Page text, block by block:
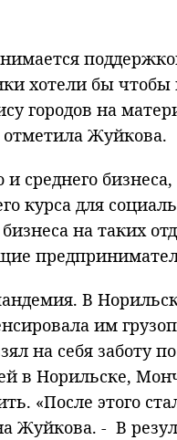
хотели бы
городов на
Жуйкова.
среднего
курса для
на таких
В
им
на себя заботу
в Норильске,
«После этого
Жуйкова. - В